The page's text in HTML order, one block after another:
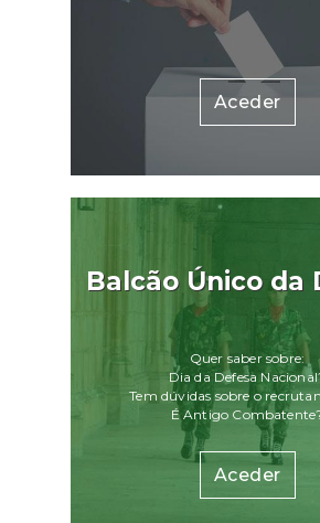
Aceder
Balcão Único da
Quer saber sobre:
Dia da Defesa
Tem dúvidas sobre o
É Antigo
Aceder